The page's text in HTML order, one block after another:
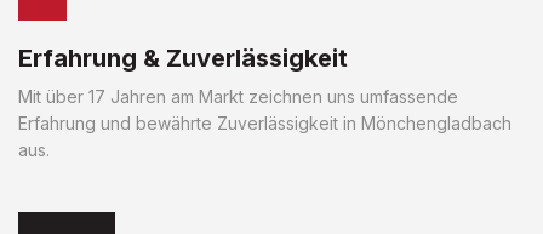
Erfahrung & Zuverlässigkeit
Mit über 17 Jahren am Markt zeichnen uns umfassende
Erfahrung und bewährte Zuverlässigkeit in Mönchengladbach
aus.